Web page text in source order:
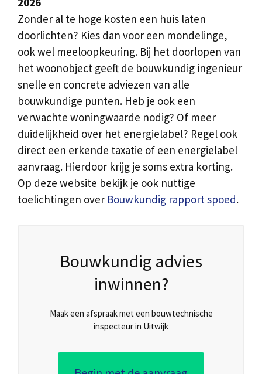
Zonder al te hoge kosten een huis laten
doorlichten? Kies dan voor een mondelinge,
ook wel meeloopkeuring. Bij het doorlopen van
het woonobject geeft de bouwkundig ingenieur
snelle en concrete adviezen van alle
bouwkundige punten. Heb je ook een
verwachte woningwaarde nodig? Of meer
duidelijkheid over het energielabel? Regel ook
direct een erkende taxatie of een energielabel
aanvraag. Hierdoor krijg je soms extra korting.
Op deze website bekijk je ook nuttige
toelichtingen over Bouwkundig rapport spoed.
Bouwkundig advies
inwinnen?
Maak een afspraak met een bouwtechnische
inspecteur in Uitwijk